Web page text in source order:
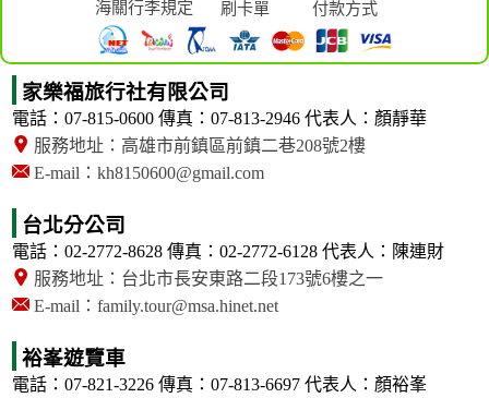
海關行李規定 刷卡單 付款方式
家樂福旅行社有限公司
電話：07-815-0600 傳真：07-813-2946 代表人：顏靜華
服務地址：高雄市前鎮區前鎮二巷208號2樓
E-mail：kh8150600@gmail.com
台北分公司
電話：02-2772-8628 傳真：02-2772-6128 代表人：陳連財
服務地址：台北市長安東路二段173號6樓之一
E-mail：family.tour@msa.hinet.net
裕峯遊覽車
電話：07-821-3226 傳真：07-813-6697 代表人：顏裕峯